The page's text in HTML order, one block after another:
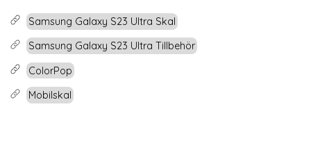
Samsung Galaxy S23 Ultra Skal
Samsung Galaxy S23 Ultra Tillbehör
ColorPop
Mobilskal